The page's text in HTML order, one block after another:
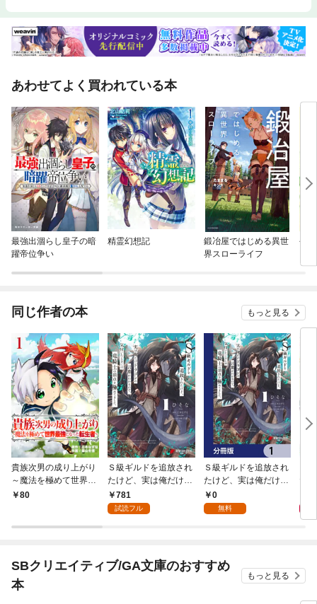
あわせてよく買われている本
最強出涸らし皇子の暗
躍帝位争い
精霊幻想記
鍛冶屋ではじめる異世
界スローライフ
今
同じ作者の本 もっと見る
貴族次男の成り上がり
～魔法を極めて世界最
強になった転生者～
80
Ｓ級ギルドを追放され
たけど、実は俺だけド
ラゴンの言葉がわかる
ので、気付いたときに
781
試読フル
Ｓ級ギルドを追放され
たけど、実は俺だけド
ラゴンの言葉がわかる
ので、気付いたときに
0
無料
た
一
す
SBクリエイティブ/GA文庫のおすすめ
本
もっと見る